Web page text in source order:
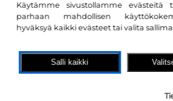
Käytämme sivustollamme evästeitä
parhaan mahdollisen
hyväksyä kaikki evästeet tai valita
Salli kaikki